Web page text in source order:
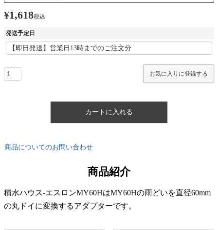
¥1,618税込
発送予定日
お気に入りに登録する
カートに入れる
商品についてのお問い合わせ
商品紹介
積水ハウス-エスロンMY60HはMY60Hの雨どいを直径60mm
の丸ドイに変換するアダプターです。